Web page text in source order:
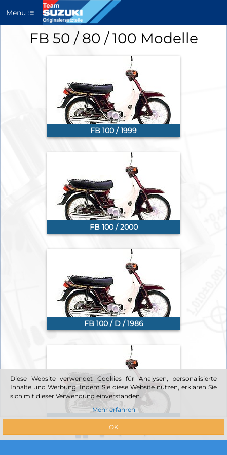
Menu
FB 50 / 80 / 100 Modelle
FB 100 / 1999
FB 100 / 2000
FB 100 / D / 1986
FB 100 / D / 1994
Diese Website verwendet Cookies für Analysen, personalisierte
Inhalte und Werbung. Indem Sie diese Website nutzen, erklären Sie
sich mit dieser Verwendung einverstanden.
Mehr erfahren
OK